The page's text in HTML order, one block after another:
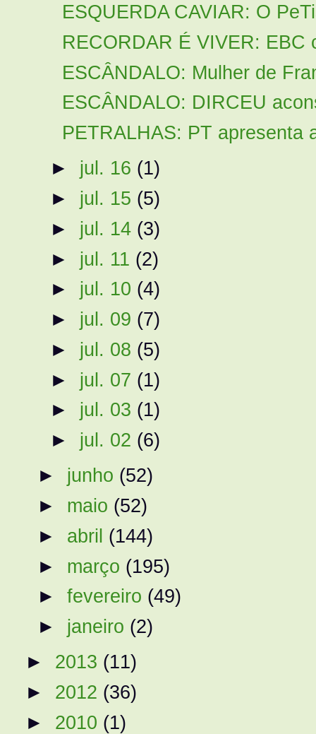
ESQUERDA CAVIAR: O
RECORDAR É VIVER: EBC
ESCÂNDALO: Mulher de
ESCÂNDALO: DIRCEU
PETRALHAS: PT apresenta
► jul. 16 (1)
► jul. 15 (5)
► jul. 14 (3)
► jul. 11 (2)
► jul. 10 (4)
► jul. 09 (7)
► jul. 08 (5)
► jul. 07 (1)
► jul. 03 (1)
► jul. 02 (6)
► junho (52)
► maio (52)
► abril (144)
► março (195)
►fevereiro (49)
► janeiro (2)
► 2013 (11)
► 2012 (36)
► 2010 (1)